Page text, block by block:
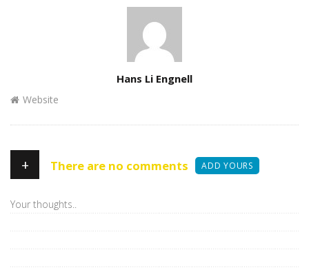
Hans Li Engnell
Website
+ There are no comments ADD YOURS